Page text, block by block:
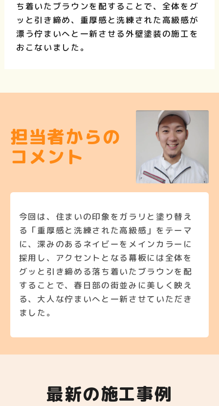
ち着いたブラウンを配することで、全体をグ
ッと引き締め、重厚感と洗練された高級感が
漂う佇まいへと一新させる外壁塗装の施工を
おこないました。
担当者からの
コメント
今回は、住まいの印象をガラリと塗り替え
る「重厚感と洗練された高級感」をテーマ
に、深みのあるネイビーをメインカラーに
採用し、アクセントとなる幕板には全体を
グッと引き締める落ち着いたブラウンを配
することで、春日部の街並みに美しく映え
る、大人な佇まいへと一新させていただき
ました。
最新の施工事例